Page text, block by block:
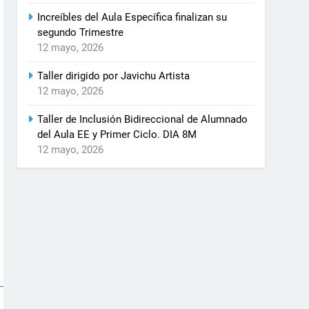
Increíbles del Aula Específica finalizan su
segundo Trimestre
12 mayo, 2026
Taller dirigido por Javichu Artista
12 mayo, 2026
Taller de Inclusión Bidireccional de Alumnado
del Aula EE y Primer Ciclo. DIA 8M
12 mayo, 2026